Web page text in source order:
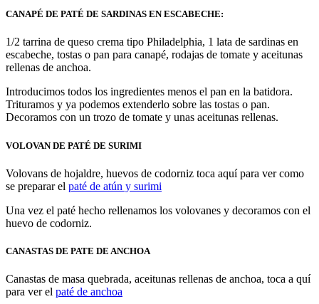
CANAPÉ DE PATÉ DE SARDINAS EN ESCABECHE:
1/2 tarrina de queso crema tipo Philadelphia, 1 lata de sardinas en
escabeche, tostas o pan para canapé, rodajas de tomate y aceitunas
rellenas de anchoa.
Introducimos todos los ingredientes menos el pan en la batidora.
Trituramos y ya podemos extenderlo sobre las tostas o pan.
Decoramos con un trozo de tomate y unas aceitunas rellenas.
VOLOVAN DE PATÉ DE SURIMI
Volovans de hojaldre, huevos de codorniz toca aquí para ver como
se preparar el paté de atún y surimi
Una vez el paté hecho rellenamos los volovanes y decoramos con el
huevo de codorniz.
CANASTAS DE PATE DE ANCHOA
Canastas de masa quebrada, aceitunas rellenas de anchoa, toca a quí
para ver el paté de anchoa